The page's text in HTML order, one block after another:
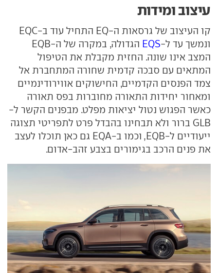
עיצוב ומידות
קו העיצוב של גרסאות ה-EQ התחיל עוד ב-EQC
ונמשך עד ל-EQS
הגדולה, במקרה של ה-EQB
המצב אינו שונה. החזית מקבלת את הטיפול
המתאים עם סבכה קדמית שחורה המתחברת אל
צמד הפנסים הקדמיים, החישוקים אווירודינמיים
ומאחור יחידות התאורה מחוברות בפס תאורה
כאשר הפגוש נטול יציאות מפלט. מבפנים הקשר ל-
GLB ברור ולא תבחינו בהבדל פרט לתפריטי תצוגה
ייעודיים ל-EQB, וכמו ב-EQA גם כאן תוכלו לעצב
את פנים הרכב בגימורים בצבע זהב-אדום.